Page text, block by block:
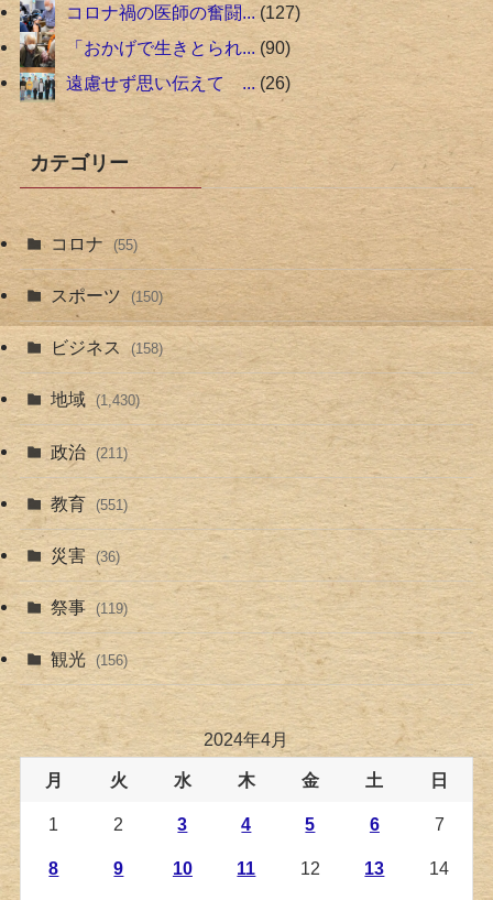
コロナ禍の医師の奮闘... 127
「おかげで生きとられ... 90
遠慮せず思い伝えて ... 26
カテゴリー
コロナ (55)
スポーツ (150)
ビジネス (158)
地域 (1,430)
政治 (211)
教育 (551)
災害 (36)
祭事 (119)
観光 (156)
2024年4月
月 火 水 木 金 土 日
1 2 3 4 5 6 7
8 9 10 11 12 13 14